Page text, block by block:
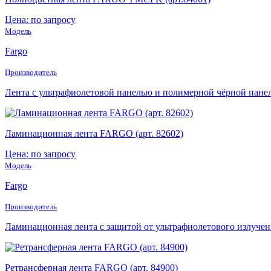
Цена: по запросу
Модель
Fargo
Производитель
Лента с ультрафиолетовой панелью и полимерной чёрной
Ламинационная лента FARGO (арт. 82602)
Цена: по запросу
Модель
Fargo
Производитель
Ламинационная лента с защитой от ультрафиолетового
Ретрансферная лента FARGO (арт. 84900)